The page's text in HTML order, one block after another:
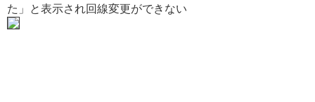
た」と表示され回線変更ができない